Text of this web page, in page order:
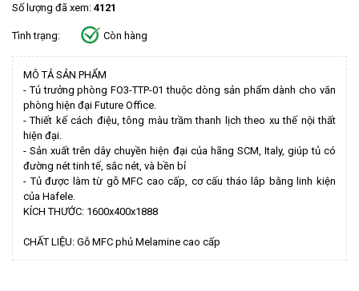
Số lượng đã xem: 4121
Tình trạng: Còn hàng
MÔ TẢ SẢN PHẨM
- Tủ trưởng phòng FO3-TTP-01 thuộc dòng sản phẩm dành cho văn
phòng hiện đại Future Office.
- Thiết kế cách điệu, tông màu trầm thanh lịch theo xu thế nội thất
hiện đại.
- Sản xuất trên dây chuyền hiện đại của hãng SCM, Italy, giúp tủ có
đường nét tinh tế, sắc nét, và bền bỉ
- Tủ được làm từ gỗ MFC cao cấp, cơ cấu tháo lắp bằng linh kiện
của Hafele.
KÍCH THƯỚC: 1600x400x1888
CHẤT LIỆU: Gỗ MFC phủ Melamine cao cấp